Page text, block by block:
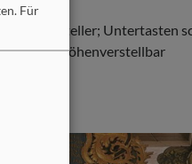
Untertasten
höhenverstellbar
Für